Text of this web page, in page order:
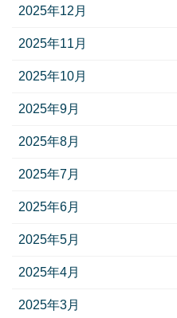
2025年12月
2025年11月
2025年10月
2025年9月
2025年8月
2025年7月
2025年6月
2025年5月
2025年4月
2025年3月